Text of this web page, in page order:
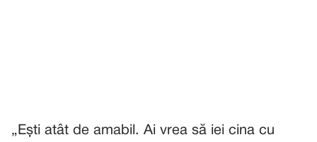
„Ești atât de amabil. Ai vrea să iei cina cu